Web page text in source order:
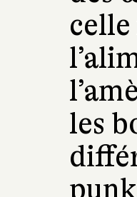
les